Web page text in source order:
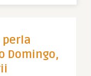
perla
Domingo,